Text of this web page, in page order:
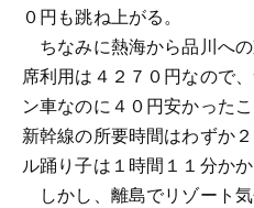
０円も跳ね上がる。
ちなみに熱海から品川へ
席利用は４２７０円なので
ン車なのに４０円安かった
新幹線の所要時間はわずか
ル踊り子は１時間１１分かか
しかし、離島でリゾート気